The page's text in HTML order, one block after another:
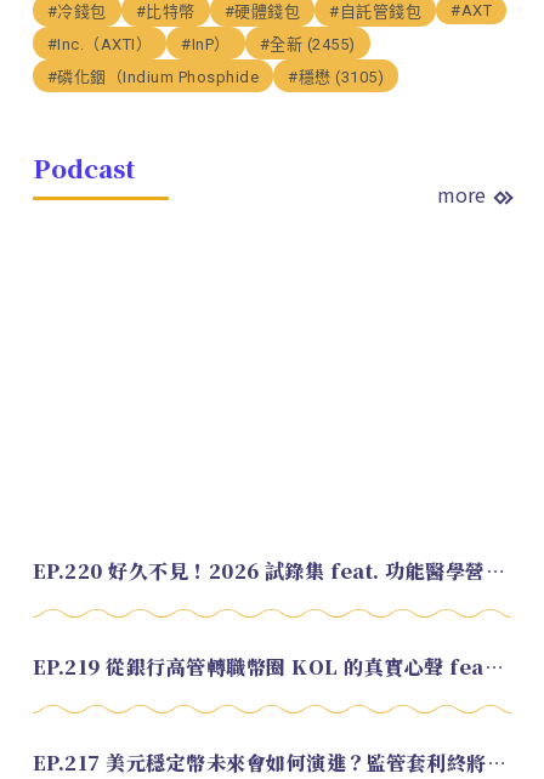
#冷錢包
#比特幣 #硬體錢包 #自託管錢包
#AXT
#Inc.（AXTI）
#InP）
#全新 (2455)
#磷化銦（Indium Phosphide
#穩懋 (3105)
Podcast
more
EP.220 好久不見！2026 試錄集 feat. 功能醫學營養師 美寶
EP.219 從銀行高管轉職幣圈 KOL 的真實心聲 feat.龜大
EP.217 美元穩定幣未來會如何演進？監管套利終將收斂？feat. 研究員 余哲安